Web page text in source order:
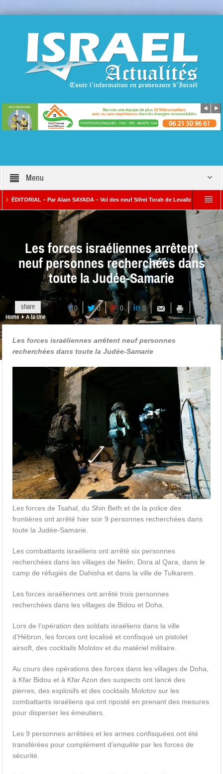
Menu
– Par Alain SAYADA – Vol des neuf Sifrei Torah de Levallois : jusqu’à quand
Benjamin Netanyahou à l’Iran : « Si vous nous attaquez,
Les forces israéliennes arrêtent
neuf personnes recherchées dans
toute la Judée-Samarie
share 0 0 0 0
Home A la Une
Les forces israéliennes arrêtent neuf personnes
recherchées dans toute la Judée-Samarie
Les forces de Tsahal, du Shin Beth et de la police des
frontières ont arrêté hier soir 9 personnes recherchées dans
toute la Judée-Samarie.
Les combattants israéliens ont arrêté six personnes
recherchées dans les villages de Nelin, Dora al Qara, dans le
camp de réfugiés de Dahisha et dans la ville de Tulkarem.
Les forces israéliennes ont arrêté trois personnes
recherchées dans les villages de Bidou et Doha.
Lors de l’opération des soldats israéliens dans la ville
d’Hébron, les forces ont localisé et confisqué un pistolet
airsoft, des cocktails Molotov et du matériel militaire.
Au cours des opérations des forces dans les villages de Doha,
à Kfar Bidou et à Kfar Azon des suspects ont lancé des
pierres, des explosifs et des cocktails Molotov sur les
combattants israéliens qui ont riposté en prenant des mesures
pour disperser les émeutiers.
Les 9 personnes arrêtées et les armes confisquées ont été
transférées pour complément d’enquête par les forces de
sécurité.